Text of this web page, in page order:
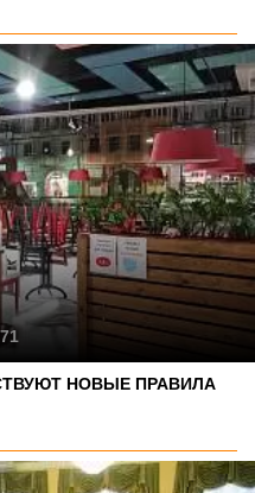
НОВЫЕ ПРАВИЛА